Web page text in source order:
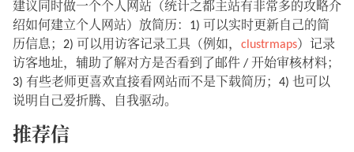
建议同时做一个个人网站（统计之都主站有非常多的攻略介
绍如何建立个人网站）放简历：1) 可以实时更新自己的简
历信息；2) 可以用访客记录工具（例如， clustrmaps）记录
访客地址，辅助了解对方是否看到了邮件 / 开始审核材料；
3) 有些老师更喜欢直接看网站而不是下载简历；4) 也可以
说明自己爱折腾、自我驱动。
推荐信